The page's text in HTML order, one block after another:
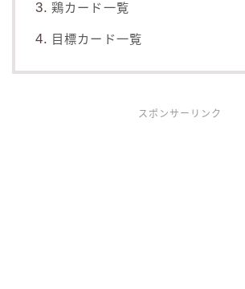
鶏カード一覧
目標カード一覧
スポンサーリンク